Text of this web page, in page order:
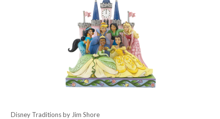
Disney Traditions by Jim Shore